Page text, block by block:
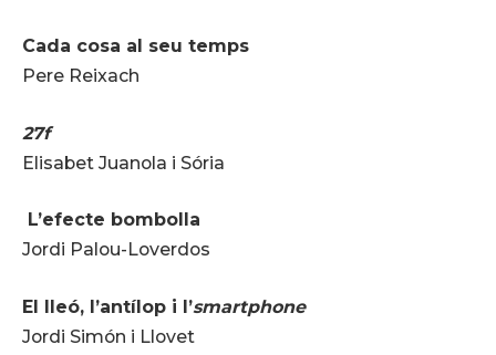
Cada cosa al seu temps
Pere Reixach
27f
Elisabet Juanola i Sória
L’efecte bombolla
Jordi Palou-Loverdos
El lleó, l’antílop i l’smartphone
Jordi Simón i Llovet